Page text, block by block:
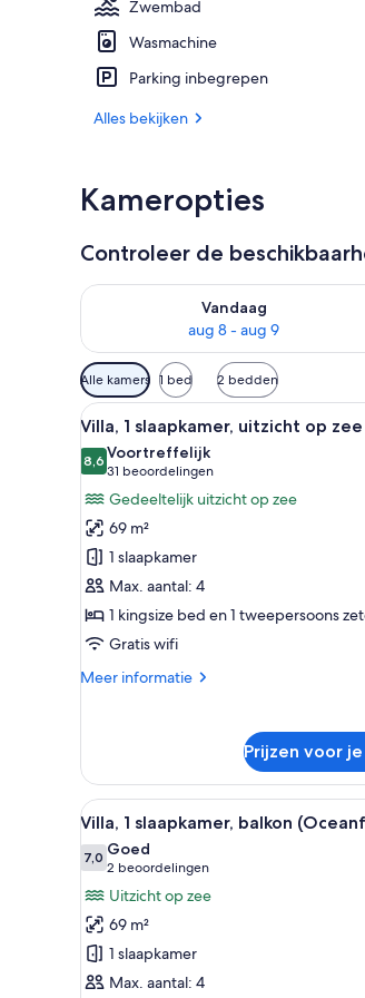
Zwembad
Wasmachine
Parking inbegrepen
Alles bekijken
Kameropties
Controleer de
Vandaag
aug 8 - aug 9
De beschikbaarheid controleren
Beschikbare
filters
voor
kamers
Alle kamers 1 bed 2 bedden
Alle
foto's
voor
Villa,
1
slaapkamer,
uitzicht
op
zee
(Balcony)
laden
Een
6
Villa, 1 slaapkamer, uitzicht op
8,68,6 van 10
Voortreffelijk
31 beoordelingen
(31
beoordelingen)
Gedeeltelijk uitzicht op zee
69 m²
1 slaapkamer
Max. aantal: 4
1 kingsize bed en 1 tweepersoons
Gratis wifi
Meer informatie
Meer
slaapkamer,
uitzicht
op
(Balcony)
Prijzen voor
Alle
foto's
voor
Villa,
1
slaapkamer,
balkon
(Oceanfront)
Een
6
Villa, 1 slaapkamer, balkon
7,07,0 van 10
Goed
2 beoordelingen
(2
beoordelingen)
Uitzicht op zee
69 m²
1 slaapkamer
Max. aantal: 4